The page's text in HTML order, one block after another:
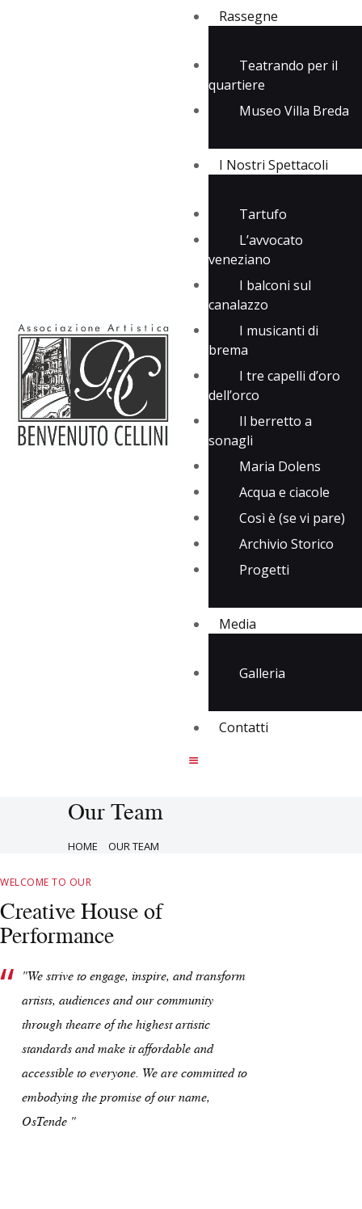
Rassegne
Teatrando per il
quartiere
Museo Villa Breda
I Nostri Spettacoli
Tartufo
L’avvocato
veneziano
I balconi sul
canalazzo
I musicanti di
brema
I tre capelli d’oro
dell’orco
Il berretto a
sonagli
Maria Dolens
Acqua e ciacole
Così è (se vi pare)
Archivio Storico
Progetti
Media
Galleria
Contatti
Our Team
HOME OUR TEAM
I Nostri Spettacoli
WELCOME TO OUR
Creative House of
Performance
"We strive to engage, inspire, and transform
artists, audiences and our community
through theatre of the highest artistic
standards and make it affordable and
accessible to everyone. We are committed to
embodying the promise of our name,
OsTende "